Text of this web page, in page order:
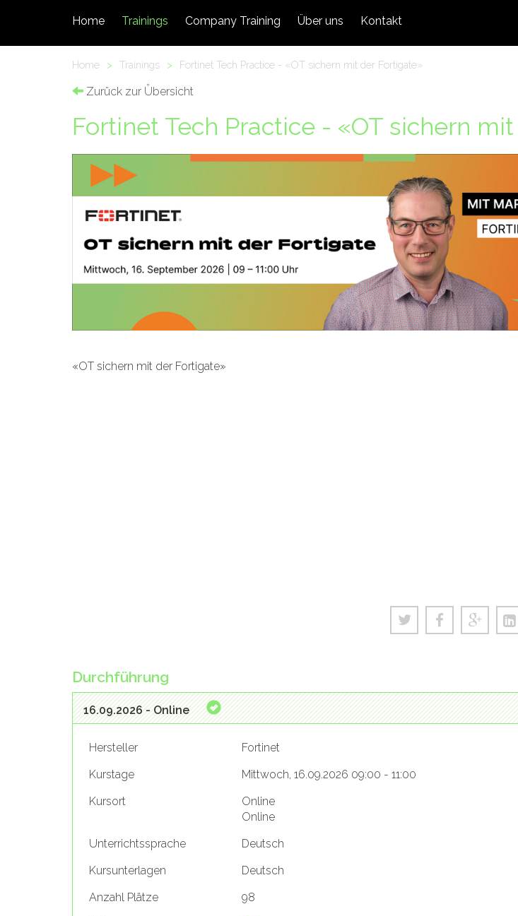
Home Trainings Company Training Über uns Kontakt
Home > Trainings > Fortinet Tech Practice - «OT sichern mit der Fortigate»
Zurück zur Übersicht
Fortinet Tech Practice - «OT sichern
«OT sichern mit der Fortigate»
Durchführung
16.09.2026 - Online
Hersteller
Fortinet
Kurstage
Mittwoch, 16.09.2026 09:00 - 11:00
Kursort
Online
Online
Unterrichtssprache
Deutsch
Kursunterlagen
Deutsch
Anzahl Plätze
98